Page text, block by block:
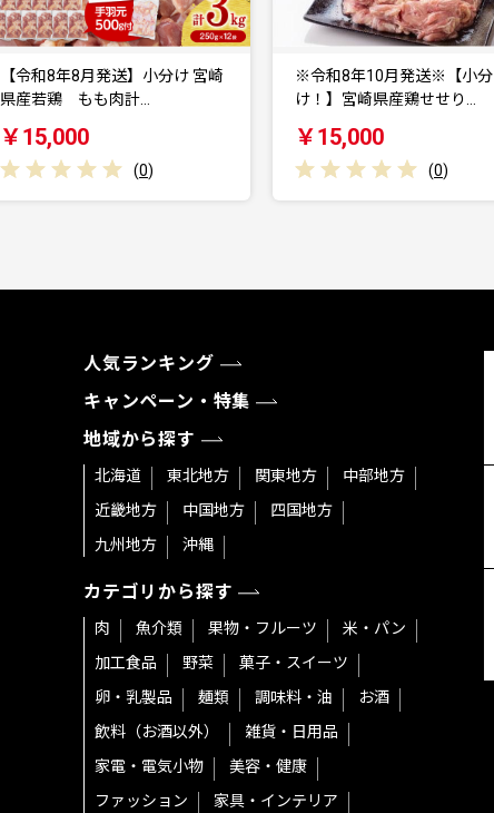
【令和8年8月発送】小分け 宮崎
県産若鶏 もも肉計…
￥15,000
(0)
※令和8年10月発送※【小分
け！】宮崎県産鶏せせり…
￥15,000
(0)
人気ランキング
キャンペーン・特集
地域から探す
北海道 東北地方 関東地方
中部地方
近畿地方
中国地方
四国地方
九州地方
沖縄
カテゴリから探す
肉 魚介類 果物・フルーツ
米・パン
加工食品
野菜
菓子・スイーツ
卵・乳製品
麺類 調味料・油
お酒
飲料（お酒以外）
雑貨・日用品
家電・電気小物
美容・健康
ファッション
家具・インテリア